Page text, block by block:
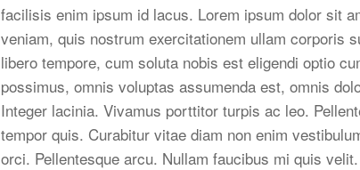
facilisis enim ipsum id lacus. Lorem ipsum dolor sit
veniam, quis nostrum exercitationem ullam corporis
libero tempore, cum soluta nobis est eligendi optio
possimus, omnis voluptas assumenda est, omnis
Integer lacinia. Vivamus porttitor turpis ac leo.
tempor quis. Curabitur vitae diam non enim
orci. Pellentesque arcu. Nullam faucibus mi quis